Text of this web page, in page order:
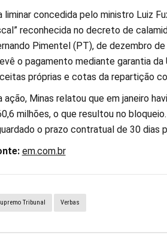
liminar concedida pelo ministro Luiz
reconhecida no decreto de
Pimentel (PT), de dezembro
o pagamento mediante garantia
próprias e cotas da repartição
ação, Minas relatou que em janeiro
milhões, o que resultou no
o prazo contratual de 30 dias
em.com.br
Tribunal Verbas